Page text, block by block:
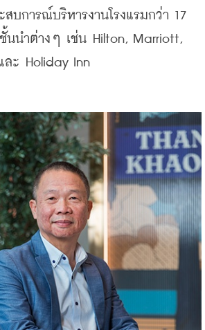
บการณ์บริหารงานโรงแรมกว่า 17
นนำต่างๆ เช่น Hilton, Marriott,
ละ Holiday Inn